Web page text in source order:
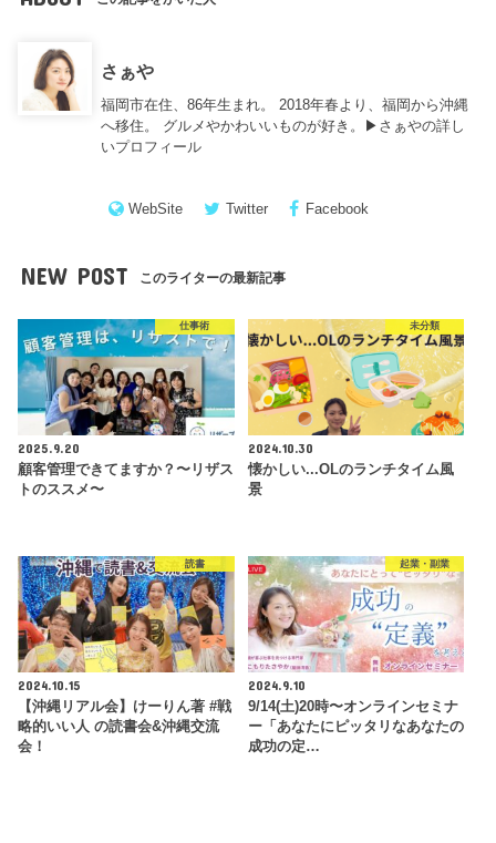
さぁや
福岡市在住、86年生まれ。 2018年春より、福岡から沖縄
へ移住。 グルメやかわいいものが好き。▶︎ さぁやの詳し
いプロフィール
WebSite Twitter Facebook
NEW POST このライターの最新記事
仕事術
2025.9.20
顧客管理できてますか？〜リザス
トのススメ〜
未分類
2024.10.30
懐かしい...OLのランチタイム風
景
読書
2024.10.15
【沖縄リアル会】けーりん著 #戦
略的いい人 の読書会&沖縄交流
会！
起業・副業
2024.9.10
9/14(土)20時〜オンラインセミナ
ー「あなたにピッタリなあなたの
成功の定…